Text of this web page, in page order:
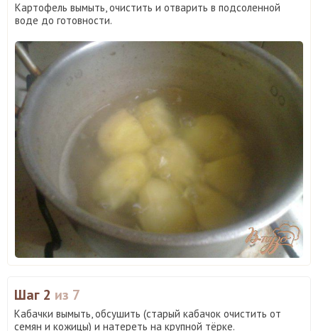
Картофель вымыть, очистить и отварить в подсоленной
воде до готовности.
Шаг 2 из 7
Кабачки вымыть, обсушить (старый кабачок очистить от
семян и кожицы) и натереть на крупной тёрке.